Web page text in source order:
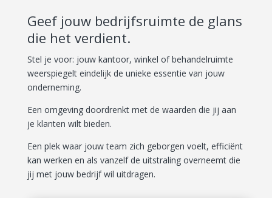
Geef jouw bedrijfsruimte de glans
die het verdient.
Stel je voor: jouw kantoor, winkel of behandelruimte
weerspiegelt eindelijk de unieke essentie van jouw
onderneming.
Een omgeving doordrenkt met de waarden die jij aan
je klanten wilt bieden.
Een plek waar jouw team zich geborgen voelt, efficiënt
kan werken en als vanzelf de uitstraling overneemt die
jij met jouw bedrijf wil uitdragen.